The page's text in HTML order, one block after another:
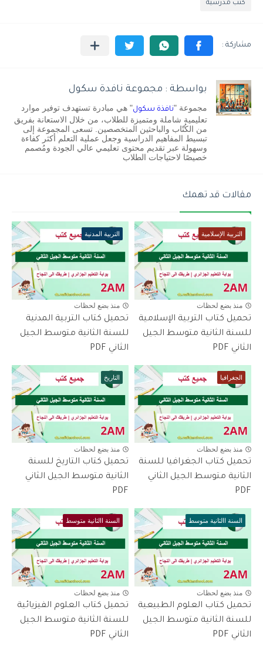
كتب مدرسية
بواسطة : مجموعة نافدة سكول
مجموعة "نافذة سكول" هي مبادرة تستهدف توفير موارد
تعليمية شاملة ومتميزة للطلاب، من خلال الاستعانة بفريق
من الكُتّاب والباحثين المتخصصين. تسعى المجموعة إلى
تبسيط المفاهيم الدراسية وجعل عملية التعلم أكثر كفاءة
وسهولة عبر تقديم محتوى تعليمي عالي الجودة ومُصمم
خصيصًا لاحتياجات الطلاب
مقالات قد تهمك
التربية الإسلامية
منذ بضع لحظات
تحميل كتاب التربية الإسلامية
للسنة الثانية متوسط الجيل
الثاني PDF
التربية المدنية
منذ بضع لحظات
تحميل كتاب التربية المدنية
للسنة الثانية متوسط الجيل
الثاني PDF
الجغرافيا
منذ بضع لحظات
تحميل كتاب الجغرافيا للسنة
الثانية متوسط الجيل الثاني
PDF
التاريخ
منذ بضع لحظات
تحميل كتاب التاريخ للسنة
الثانية متوسط الجيل الثاني
PDF
السنة االثانية متوسط
منذ بضع لحظات
تحميل كتاب العلوم الطبيعية
للسنة الثانية متوسط الجيل
الثاني PDF
السنة االثانية متوسط
منذ بضع لحظات
تحميل كتاب العلوم الفيزيائية
للسنة الثانية متوسط الجيل
الثاني PDF